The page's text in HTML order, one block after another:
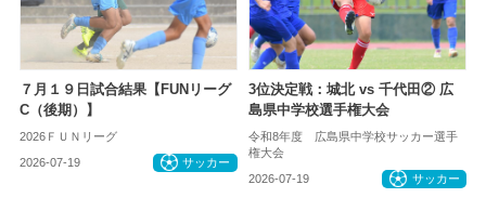
７月１９日試合結果【FUNリーグ
C（後期）】
2026ＦＵＮリーグ
2026-07-19 サッカー
3位決定戦：城北 vs 千代田② 広
島県中学校選手権大会
令和8年度 広島県中学校サッカー選手
権大会
2026-07-19 サッカー